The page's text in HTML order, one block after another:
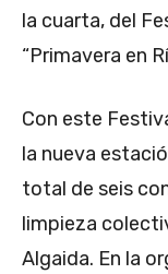
la cuarta, del
“Primavera en
Con este
la nueva
total de seis
limpieza
Algaida. En la